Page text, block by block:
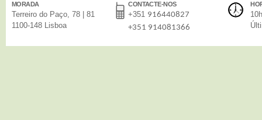
MORADA
Terreiro do Paço, 78 | 81
1100-148 Lisboa
CONTACTE-NOS
+351 916440827
+351 914081366